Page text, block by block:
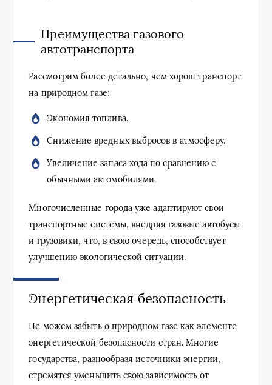
Преимущества газового
автотранспорта
Рассмотрим более детально, чем хорош транспорт
на природном газе:
Экономия топлива.
Снижение вредных выбросов в атмосферу.
Увеличение запаса хода по сравнению с
обычными автомобилями.
Многочисленные города уже адаптируют свои
транспортные системы, внедряя газовые автобусы
и грузовики, что, в свою очередь, способствует
улучшению экологической ситуации.
Энергетическая безопасность
Не можем забыть о природном газе как элементе
энергетической безопасности стран. Многие
государства, разнообразя источники энергии,
стремятся уменьшить свою зависимость от